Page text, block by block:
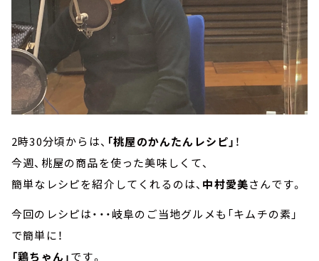
2時30分頃からは、 「桃屋のかんたんレシピ」 ！
今週、桃屋の商品を使った美味しくて、
簡単なレシピを紹介してくれるのは、 中村愛美さんです。
今回のレシピは・・・岐阜のご当地グルメも「キムチの素」
で簡単に！
「鶏ちゃん」です。